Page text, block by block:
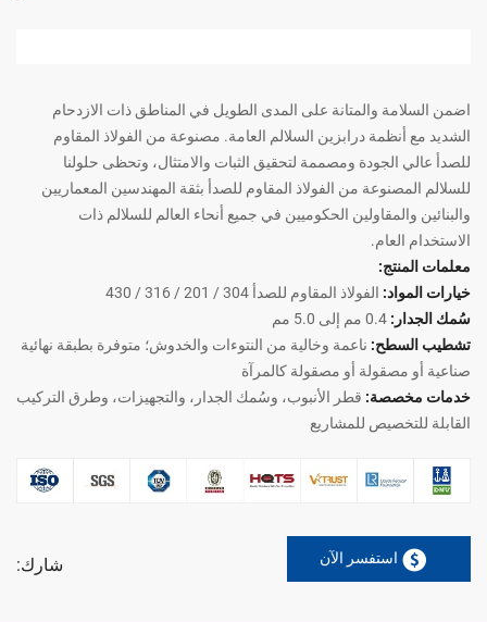
اضمن السلامة والمتانة على المدى الطويل في المناطق ذات الازدحام
الشديد مع أنظمة درابزين السلالم العامة. مصنوعة من الفولاذ المقاوم
للصدأ عالي الجودة ومصممة لتحقيق الثبات والامتثال، وتحظى حلولنا
للسلالم المصنوعة من الفولاذ المقاوم للصدأ بثقة المهندسين المعماريين
والبنائين والمقاولين الحكوميين في جميع أنحاء العالم للسلالم ذات
الاستخدام العام.
معلمات المنتج:
خيارات المواد: الفولاذ المقاوم للصدأ 304 / 201 / 316 / 430
سُمك الجدار:
تشطيب السطح: ناعمة وخالية من النتوءات والخدوش؛ متوفرة بطبقة نهائية
صناعية أو مصقولة أو مصقولة كالمرآة
خدمات مخصصة: قطر الأنبوب، وسُمك الجدار، والتجهيزات، وطرق التركيب
القابلة للتخصيص للمشاريع
استفسر الآن شارك: